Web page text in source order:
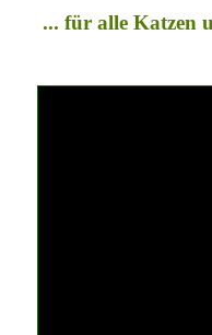
... für alle Katzen